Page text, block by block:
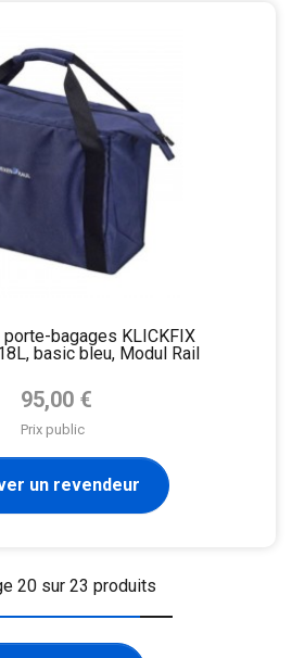
porte-bagages KLICKFIX
basic bleu, Modul Rail
Prix de base
95,00 €
Prix public
un revendeur
20 sur 23 produits